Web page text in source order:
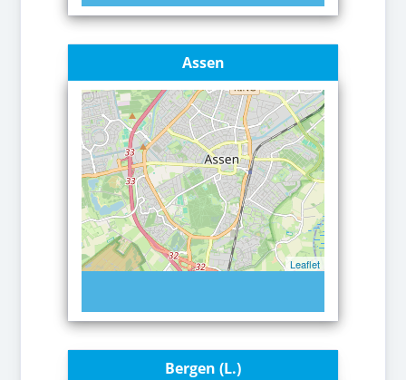
Assen
Leaflet
Bergen (L.)